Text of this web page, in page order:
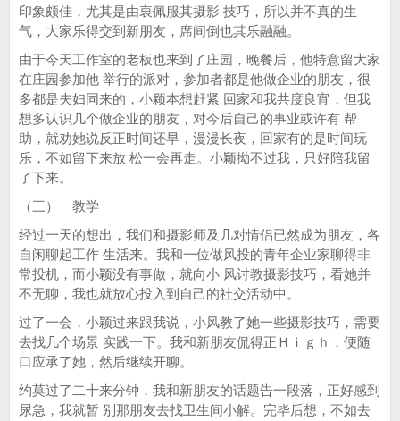
印象颇佳，尤其是由衷佩服其摄影 技巧，所以并不真的生
气，大家乐得交到新朋友，席间倒也其乐融融。
由于今天工作室的老板也来到了庄园，晚餐后，他特意留大家
在庄园参加他 举行的派对，参加者都是他做企业的朋友，很
多都是夫妇同来的，小颖本想赶紧 回家和我共度良宵，但我
想多认识几个做企业的朋友，对今后自己的事业或许有 帮
助，就劝她说反正时间还早，漫漫长夜，回家有的是时间玩
乐，不如留下来放 松一会再走。小颖拗不过我，只好陪我留
了下来。
（三） 教学
经过一天的想出，我们和摄影师及几对情侣已然成为朋友，各
自闲聊起工作 生活来。我和一位做风投的青年企业家聊得非
常投机，而小颖没有事做，就向小 风讨教摄影技巧，看她并
不无聊，我也就放心投入到自己的社交活动中。
过了一会，小颖过来跟我说，小风教了她一些摄影技巧，需要
去找几个场景 实践一下。我和新朋友侃得正Ｈｉｇｈ，便随
口应承了她，然后继续开聊。
约莫过了二十来分钟，我和新朋友的话题告一段落，正好感到
尿急，我就暂 别那朋友去找卫生间小解。完毕后想，不如去